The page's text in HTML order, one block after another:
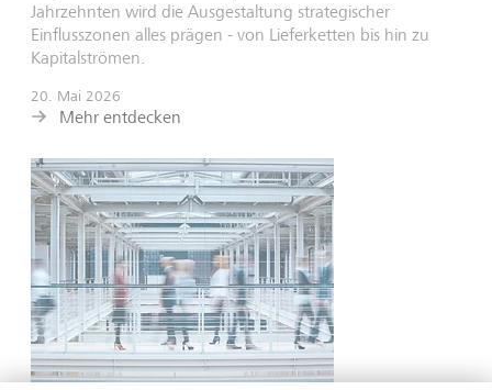
Jahrzehnten wird die Ausgestaltung strategischer
Einflusszonen alles prägen - von Lieferketten bis hin zu
Kapitalströmen.
20. Mai 2026
Mehr entdecken